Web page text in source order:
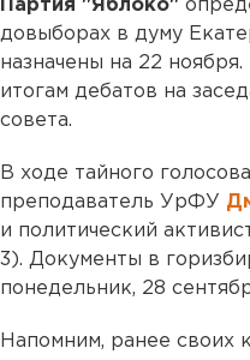
Партия "Яблоко"
довыборах в думу
назначены на 22
итогам дебатов на
совета.
В ходе тайного
преподаватель УрФУ
и политический
3). Документы в
понедельник, 28
Напомним, ранее своих